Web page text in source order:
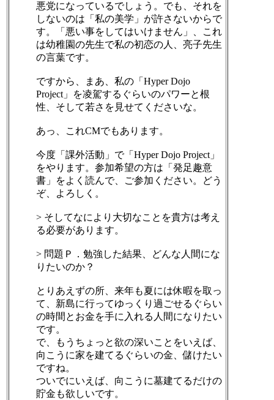
悪党になっているでしょう。でも、それを
しないのは「私の美学」が許さないからで
す。「悪い事をしてはいけません」、これ
は幼稚園の先生で私の初恋の人、亮子先生
の言葉です。
ですから、まあ、私の「Hyper Dojo
Project」を凌駕するぐらいのパワーと根
性、そして若さを見せてくださいな。
あっ、これCMでもあります。
今度「課外活動」で「Hyper Dojo Project」
をやります。参加希望の方は「発足趣意
書」をよく読んで、ご参加ください。どう
ぞ、よろしく。
> そしてなにより大切なことを貴方は考え
る必要があります。
> 問題Ｐ．勉強した結果、どんな人間にな
りたいのか？
とりあえずの所、来年も夏には休暇を取っ
て、新島に行ってゆっくり過ごせるぐらい
の時間とお金を手に入れる人間になりたい
です。
で、もうちょっと欲の深いことをいえば、
向こうに家を建てるぐらいの金、儲けたい
ですね。
ついでにいえば、向こうに墓建てるだけの
貯金も欲しいです。